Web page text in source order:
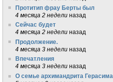
Протитип фрау Берты был
4 месяца 2 недели назад
Сейчас будет
4 месяца 2 недели назад
Продолжение.
4 месяца 3 недели назад
Впечатления
4 месяца 3 недели назад
О семье архимандрита Герасима